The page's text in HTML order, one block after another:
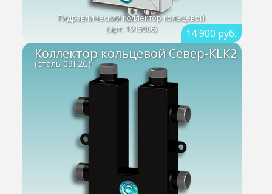
14 900 руб.
Гидравлический коллектор кольцевой
(арт. 1915086)
Коллектор кольцевой Север-КLК2
(сталь 09Г2С)